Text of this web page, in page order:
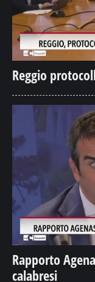
Reggio
Rapporto
calabresi